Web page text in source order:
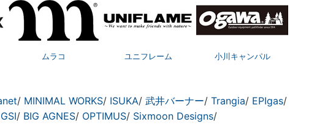
ムラコ ユニフレーム 小川キャンパル
/ MINIMAL WORKS/ ISUKA/ 武井バーナー/ Trangia/ EPIgas/
GSI/ BIG AGNES/ OPTIMUS/ Sixmoon Designs/